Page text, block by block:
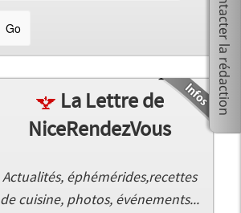
La Lettre de
NiceRendezVous
Actualités, éphémérides,recettes
de cuisine, photos, événements...